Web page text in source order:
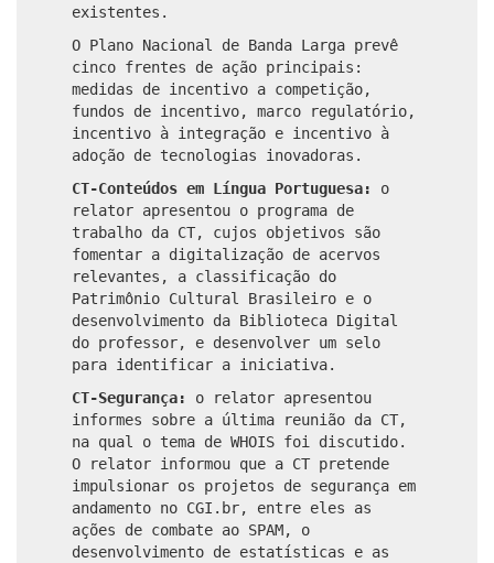
existentes.
O Plano Nacional de Banda Larga prevê
cinco frentes de ação principais:
medidas de incentivo a competição,
fundos de incentivo, marco regulatório,
incentivo à integração e incentivo à
adoção de tecnologias inovadoras.
CT-Conteúdos em Língua Portuguesa:
o
relator apresentou o programa de
trabalho da CT, cujos objetivos são
fomentar a digitalização de acervos
relevantes, a classificação do
Patrimônio Cultural Brasileiro e o
desenvolvimento da Biblioteca Digital
do professor, e desenvolver um selo
para identificar a iniciativa.
CT-Segurança:
o relator apresentou
informes sobre a última reunião da CT,
na qual o tema de WHOIS foi discutido.
O relator informou que a CT pretende
impulsionar os projetos de segurança em
andamento no CGI.br, entre eles as
ações de combate ao SPAM, o
desenvolvimento de estatísticas e as